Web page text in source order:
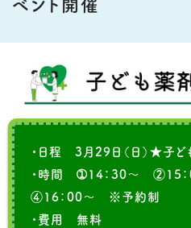
ベント開催
・日程 3月29日（日）★子
・時間 ➀14：30～ ②15
④16：00～ ※予約制
・費用 無料